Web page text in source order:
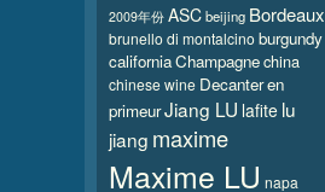
2009年份 ASCbeijing Bordeaux
brunello di montalcinoburgundy
californiaChampagnechina
chinese wine Decanteren
primeurJiang LU lafite lu
jiang maxime
Maxime LU napa